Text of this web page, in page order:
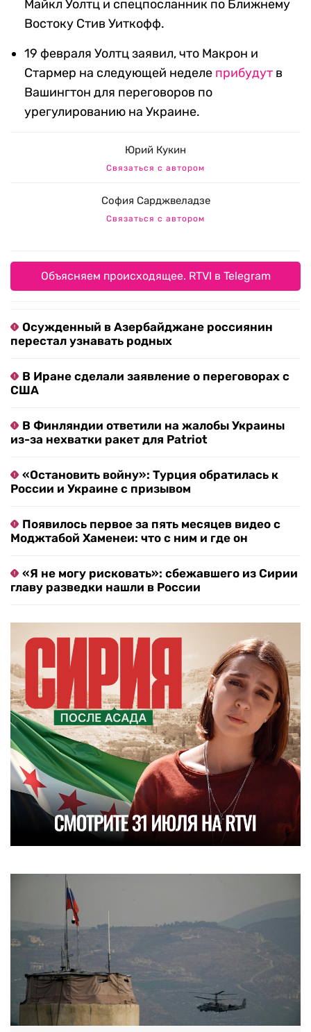
Майкл Уолтц и спецпосланник по Ближнему
Востоку Стив Уиткофф.
19 февраля Уолтц заявил, что Макрон и
Стармер на следующей неделе прибудут в
Вашингтон для переговоров по
урегулированию на Украине.
Юрий Кукин
Связаться с автором
София Сарджвеладзе
Связаться с автором
Объясняем происходящее. RTVI в Telegram
Осужденный в Азербайджане россиянин
перестал узнавать родных
В Иране сделали заявление о переговорах с
США
В Финляндии ответили на жалобы Украины
из-за нехватки ракет для Patriot
«Остановить войну»: Турция обратилась к
России и Украине с призывом
Появилось первое за пять месяцев видео с
Моджтабой Хаменеи: что с ним и где он
«Я не могу рисковать»: сбежавшего из Сирии
главу разведки нашли в России